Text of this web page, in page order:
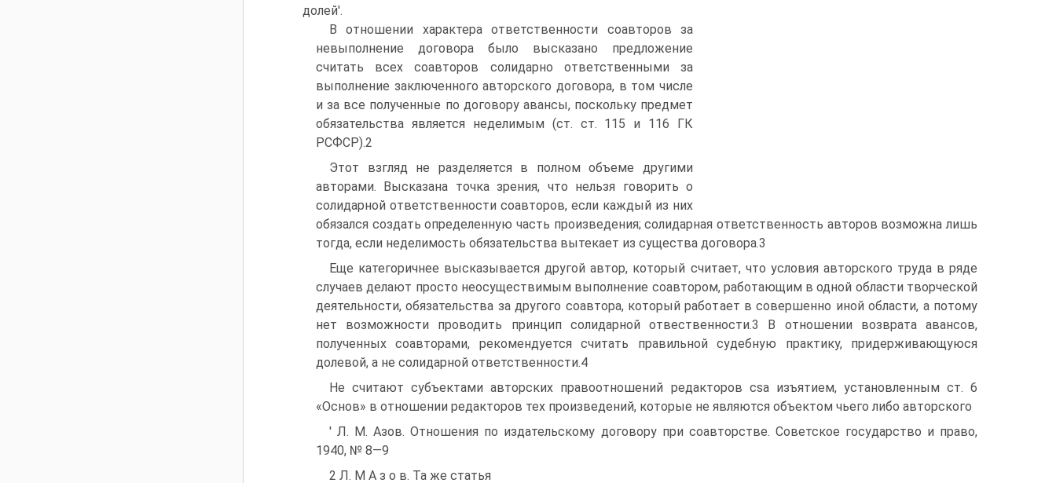
долей'.
В отношении характера ответственности соавторов за
невыполнение договора было высказано предложение
считать всех соавторов солидарно ответственными за
выполнение заключенного авторского договора, в том числе
и за все полученные по договору авансы, поскольку предмет
обязательства является неделимым (ст. ст. 115 и 116 ГК
РСФСР).2
Этот взгляд не разделяется в полном объеме другими
авторами. Высказана точка зрения, что нельзя говорить о
солидарной ответственности соавторов, если каждый из них
обязался создать определенную часть произведения; солидарная ответственность авторов возможна лишь
тогда, если неделимость обязательства вытекает из существа договора.3
Еще категоричнее высказывается другой автор, который считает, что условия авторского труда в ряде
случаев делают просто неосуществимым выполнение соавтором, работающим в одной области творческой
деятельности, обязательства за другого соавтора, который работает в совершенно иной области, а потому
нет возможности проводить принцип солидарной отвественности.3 В отношении возврата авансов,
полученных соавторами, рекомендуется считать правильной судебную практику, придерживающуюся
долевой, а не солидарной ответственности.4
Не считают субъектами авторских правоотношений редакторов csa изъятием, установленным ст. 6
«Основ» в отношении редакторов тех произведений, которые не являются объектом чьего либо авторского
' Л. М. Азов. Отношения по издательскому договору при соавторстве. Советское государство и право,
1940, № 8—9
2 Л. M A з о в. Та же статья